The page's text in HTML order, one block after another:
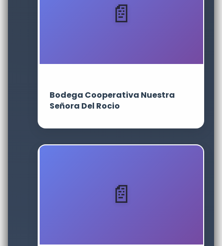
Bodega Cooperativa Nuestra
Señora Del Rocio